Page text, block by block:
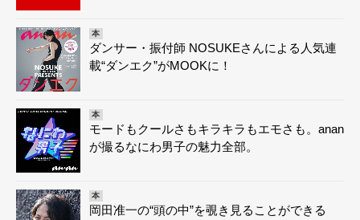
本
ダンサー・振付師 NOSUKEさんによる人気連
載“ダンエク”がMOOKに！
本
モードもクールさもキラキラもエモさも。anan
が撮るなにわ男子の魅力全部。
本
岡田准一の“頭の中”を覗き見ることができる